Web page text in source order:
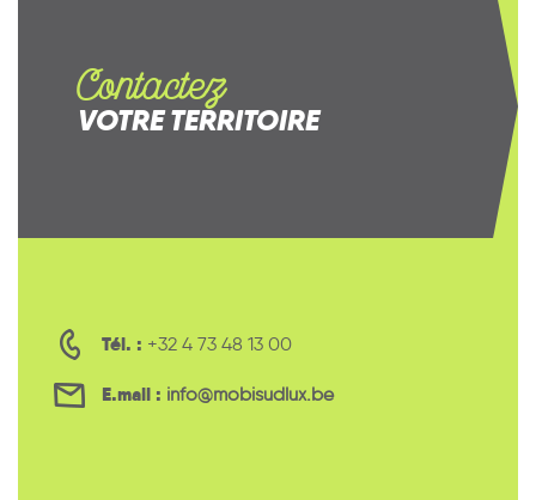
Contactez
VOTRE TERRITOIRE
Tél. : +32 4 73 48 13 00
E.mail : info@mobisudlux.be